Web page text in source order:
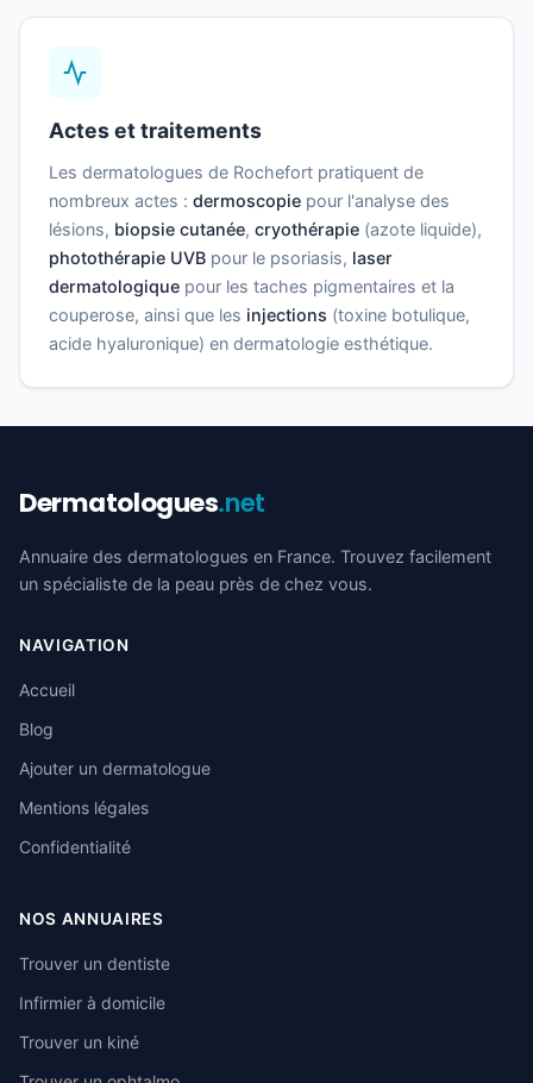
Actes et traitements
Les dermatologues de Rochefort pratiquent de
nombreux actes : dermoscopie pour l'analyse des
lésions, biopsie cutanée, cryothérapie (azote liquide),
photothérapie UVB pour le psoriasis, laser
dermatologique pour les taches pigmentaires et la
couperose, ainsi que les injections (toxine botulique,
acide hyaluronique) en dermatologie esthétique.
Dermatologues.net
Annuaire des dermatologues en France. Trouvez facilement
un spécialiste de la peau près de chez vous.
NAVIGATION
Accueil
Blog
Ajouter un dermatologue
Mentions légales
Confidentialité
NOS ANNUAIRES
Trouver un dentiste
Infirmier à domicile
Trouver un kiné